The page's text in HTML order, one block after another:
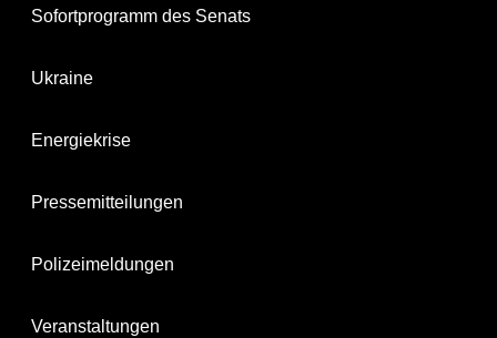
Sofortprogramm des Senats
Ukraine
Energiekrise
Pressemitteilungen
Polizeimeldungen
Veranstaltungen